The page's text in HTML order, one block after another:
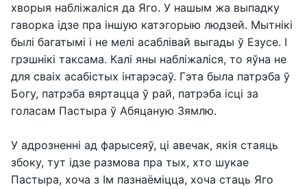
хворыя набліжаліся да Яго. У нашым жа выпадку
гаворка ідзе пра іншую катэгорыю людзей. Мытнікі
былі багатымі і не мелі асаблівай выгады ў Езусе. І
грэшнікі таксама. Калі яны набліжаліся, то яўна не
для сваіх асабістых інтарэсаў. Гэта была патрэба ў
Богу, патрэба вяртацца ў рай, патрэба ісці за
голасам Пастыра ў Абяцаную Зямлю.
У адрозненні ад фарысеяў, ці авечак, якія стаяць
збоку, тут ідзе размова пра тых, хто шукае
Пастыра, хоча з Ім пазнаёміцца, хоча стаць Яго